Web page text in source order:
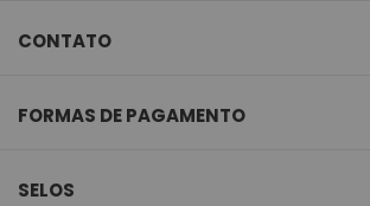
CONTATO
FORMAS DE PAGAMENTO
SELOS